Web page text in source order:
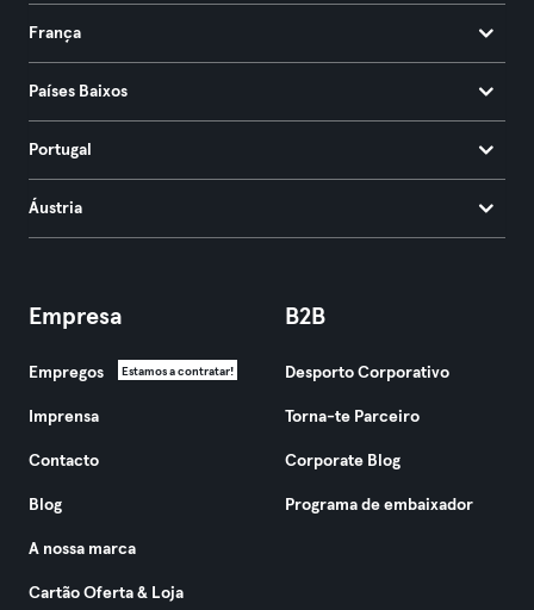
França
Países Baixos
Portugal
Áustria
Empresa
Empregos Estamos a contratar!
Imprensa
Contacto
Blog
A nossa marca
Cartão Oferta & Loja
B2B
Desporto Corporativo
Torna-te Parceiro
Corporate Blog
Programa de embaixador